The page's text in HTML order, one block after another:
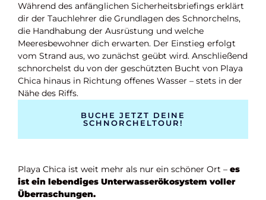
Während des anfänglichen Sicherheitsbriefings erklärt
dir der Tauchlehrer die Grundlagen des Schnorchelns,
die Handhabung der Ausrüstung und welche
Meeresbewohner dich erwarten. Der Einstieg erfolgt
vom Strand aus, wo zunächst geübt wird. Anschließend
schnorchelst du von der geschützten Bucht von Playa
Chica hinaus in Richtung offenes Wasser – stets in der
Nähe des Riffs.
BUCHE JETZT DEINE
SCHNORCHELTOUR!
Playa Chica ist weit mehr als nur ein schöner Ort – es
ist ein lebendiges Unterwasserökosystem voller
Überraschungen.